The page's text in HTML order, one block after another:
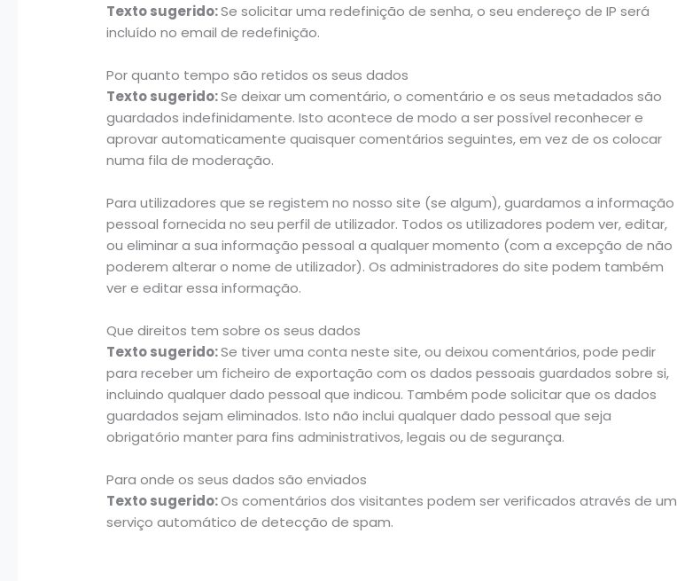
Texto sugerido:Se solicitar uma redefinição de senha, o seu endereço de IP será
incluído no email de redefinição.
Por quanto tempo são retidos os seus dados
Texto sugerido:Se deixar um comentário, o comentário e os seus metadados são
guardados indefinidamente. Isto acontece de modo a ser possível reconhecer e
aprovar automaticamente quaisquer comentários seguintes, em vez de os colocar
numa fila de moderação.
Para utilizadores que se registem no nosso site (se algum), guardamos a informação
pessoal fornecida no seu perfil de utilizador. Todos os utilizadores podem ver, editar,
ou eliminar a sua informação pessoal a qualquer momento (com a excepção de não
poderem alterar o nome de utilizador). Os administradores do site podem também
ver e editar essa informação.
Que direitos tem sobre os seus dados
Texto sugerido:Se tiver uma conta neste site, ou deixou comentários, pode pedir
para receber um ficheiro de exportação com os dados pessoais guardados sobre si,
incluindo qualquer dado pessoal que indicou. Também pode solicitar que os dados
guardados sejam eliminados. Isto não inclui qualquer dado pessoal que seja
obrigatório manter para fins administrativos, legais ou de segurança.
Para onde os seus dados são enviados
Texto sugerido:Os comentários dos visitantes podem ser verificados através de um
serviço automático de detecção de spam.